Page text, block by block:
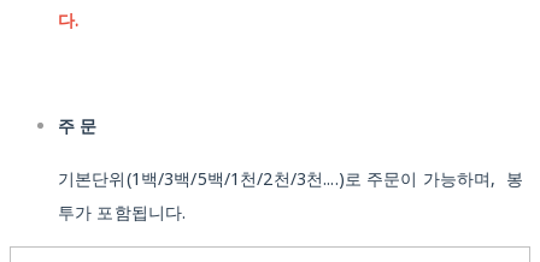
다.
주 문
기본단위(1백/3백/5백/1천/2천/3천....)로 주문이 가능하며, 봉
투가 포함됩니다.